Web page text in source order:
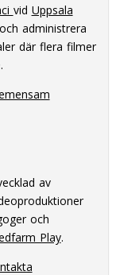
vid Uppsala
administrera
där flera filmer
av
och
Play.